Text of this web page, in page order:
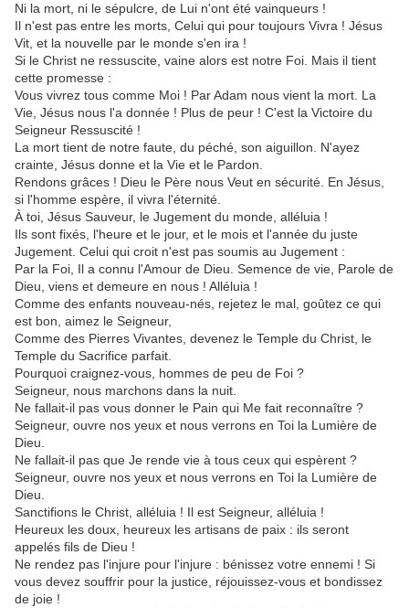
Ni la mort, ni le sépulcre, de Lui n'ont été vainqueurs !
Il n'est pas entre les morts, Celui qui pour toujours Vivra ! Jésus
Vit, et la nouvelle par le monde s'en ira !
Si le Christ ne ressuscite, vaine alors est notre Foi. Mais il tient
cette promesse :
Vous vivrez tous comme Moi ! Par Adam nous vient la mort. La
Vie, Jésus nous l'a donnée ! Plus de peur ! C'est la Victoire du
Seigneur Ressuscité !
La mort tient de notre faute, du péché, son aiguillon. N'ayez
crainte, Jésus donne et la Vie et le Pardon.
Rendons grâces ! Dieu le Père nous Veut en sécurité. En Jésus,
si l'homme espère, il vivra l'éternité.
À toi, Jésus Sauveur, le Jugement du monde, alléluia !
Ils sont fixés, l'heure et le jour, et le mois et l'année du juste
Jugement. Celui qui croit n'est pas soumis au Jugement :
Par la Foi, Il a connu l'Amour de Dieu. Semence de vie, Parole de
Dieu, viens et demeure en nous ! Alléluia !
Comme des enfants nouveau-nés, rejetez le mal, goûtez ce qui
est bon, aimez le Seigneur,
Comme des Pierres Vivantes, devenez le Temple du Christ, le
Temple du Sacrifice parfait.
Pourquoi craignez-vous, hommes de peu de Foi ?
Seigneur, nous marchons dans la nuit.
Ne fallait-il pas vous donner le Pain qui Me fait reconnaître ?
Seigneur, ouvre nos yeux et nous verrons en Toi la Lumière de
Dieu.
Ne fallait-il pas que Je rende vie à tous ceux qui espèrent ?
Seigneur, ouvre nos yeux et nous verrons en Toi la Lumière de
Dieu.
Sanctifions le Christ, alléluia ! Il est Seigneur, alléluia !
Heureux les doux, heureux les artisans de paix : ils seront
appelés fils de Dieu !
Ne rendez pas l'injure pour l'injure : bénissez votre ennemi ! Si
vous devez souffrir pour la justice, réjouissez-vous et bondissez
de joie !